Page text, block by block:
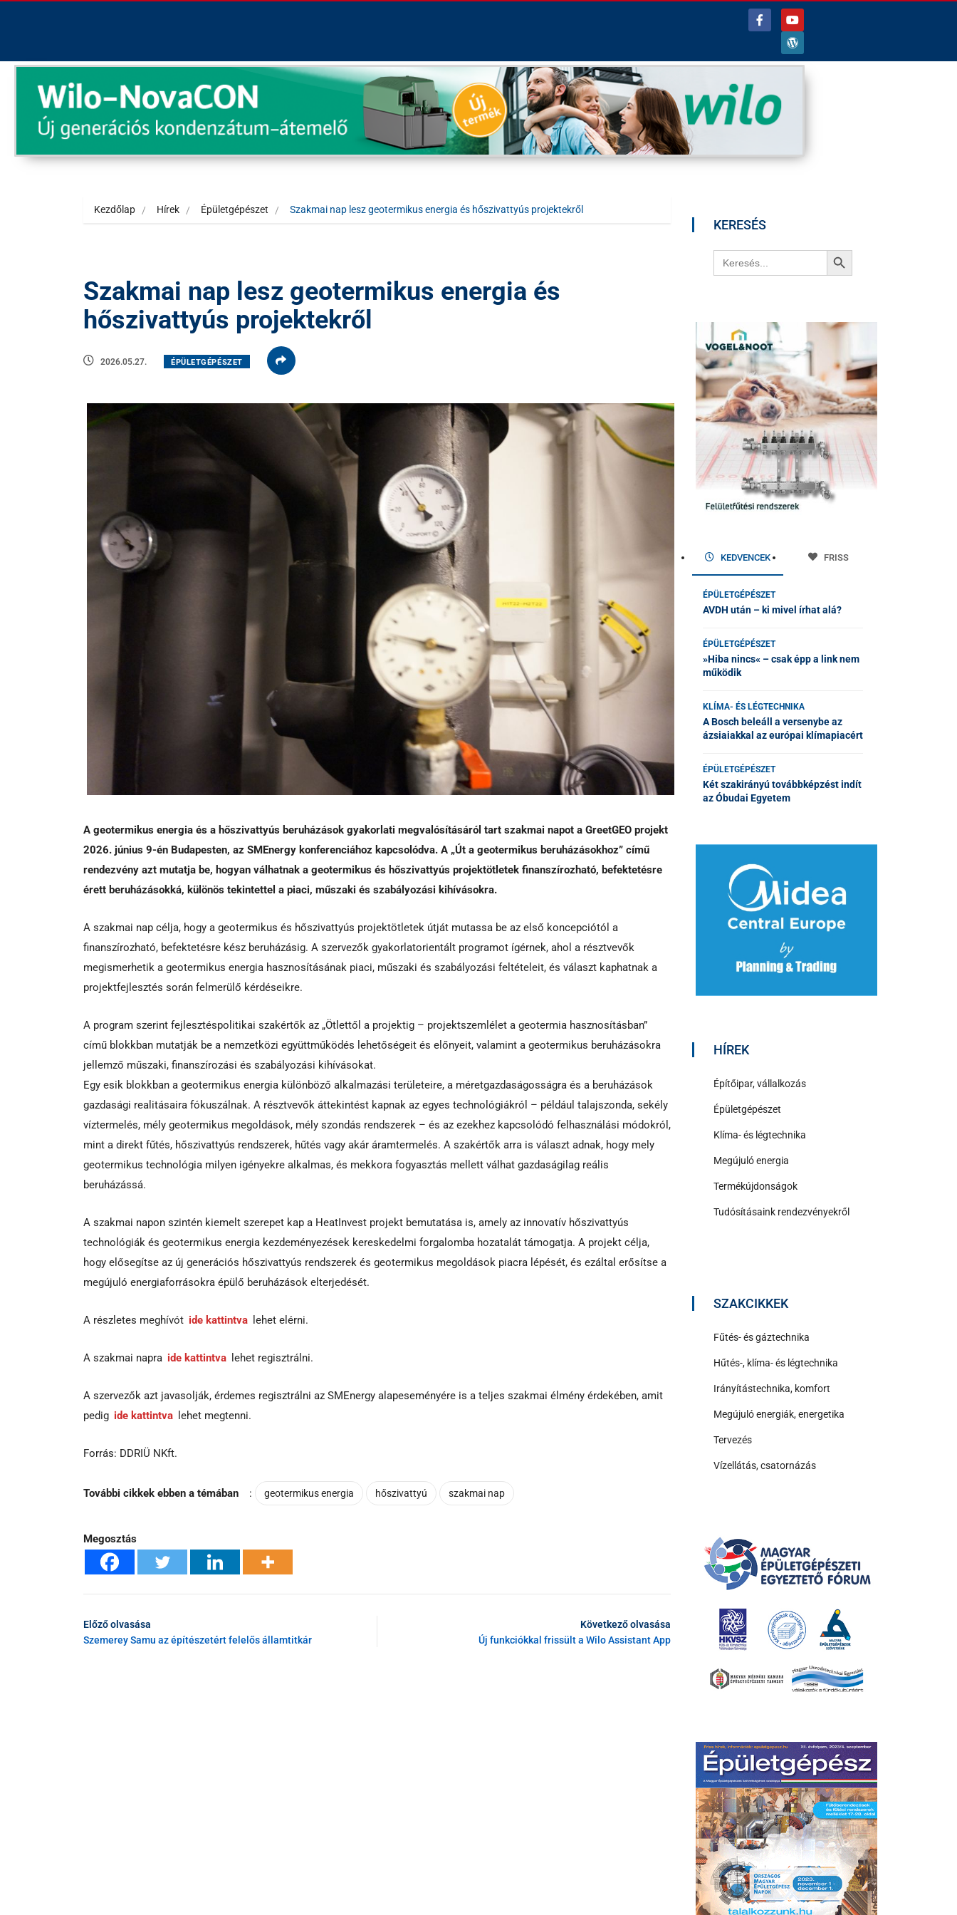
Kezdőlap Hírek Épületgépészet Szakmai nap lesz geotermikus energia és hőszivattyús projektekről
Szakmai nap lesz geotermikus energia és
hőszivattyús projektekről
2026.05.27. ÉPÜLETGÉPÉSZET
A geotermikus energia és a hőszivattyús beruházások gyakorlati megvalósításáról tart szakmai napot a GreetGEO projekt
2026. június 9-én Budapesten, az SMEnergy konferenciához kapcsolódva. A „Út a geotermikus beruházásokhoz” című
rendezvény azt mutatja be, hogyan válhatnak a geotermikus és hőszivattyús projektötletek finanszírozható, befektetésre
érett beruházásokká, különös tekintettel a piaci, műszaki és szabályozási kihívásokra.
A szakmai nap célja, hogy a geotermikus és hőszivattyús projektötletek útját mutassa be az első koncepciótól a
finanszírozható, befektetésre kész beruházásig. A szervezők gyakorlatorientált programot ígérnek, ahol a résztvevők
megismerhetik a geotermikus energia hasznosításának piaci, műszaki és szabályozási feltételeit, és választ kaphatnak a
projektfejlesztés során felmerülő kérdéseikre.
A program szerint fejlesztéspolitikai szakértők az „Ötlettől a projektig – projektszemlélet a geotermia hasznosításban”
című blokkban mutatják be a nemzetközi együttműködés lehetőségeit és előnyeit, valamint a geotermikus beruházásokra
jellemző műszaki, finanszírozási és szabályozási kihívásokat.
Egy esik blokkban a geotermikus energia különböző alkalmazási területeire, a méretgazdaságosságra és a beruházások
gazdasági realitásaira fókuszálnak. A résztvevők áttekintést kapnak az egyes technológiákról – például talajszonda, sekély
víztermelés, mély geotermikus megoldások, mély szondás rendszerek – és az ezekhez kapcsolódó felhasználási módokról,
mint a direkt fűtés, hőszivattyús rendszerek, hűtés vagy akár áramtermelés. A szakértők arra is választ adnak, hogy mely
geotermikus technológia milyen igényekre alkalmas, és mekkora fogyasztás mellett válhat gazdaságilag reális
beruházássá.
A szakmai napon szintén kiemelt szerepet kap a HeatInvest projekt bemutatása is, amely az innovatív hőszivattyús
technológiák és geotermikus energia kezdeményezések kereskedelmi forgalomba hozatalát támogatja. A projekt célja,
hogy elősegítse az új generációs hőszivattyús rendszerek és geotermikus megoldások piacra lépését, és ezáltal erősítse a
megújuló energiaforrásokra épülő beruházások elterjedését.
A részletes meghívót ide kattintva lehet elérni.
A szakmai napra ide kattintva lehet regisztrálni.
A szervezők azt javasolják, érdemes regisztrálni az SMEnergy alapeseményére is a teljes szakmai élmény érdekében, amit
pedig ide kattintva lehet megtenni.
Forrás: DDRIÜ NKft.
További cikkek ebben a témában : geotermikus energia hőszivattyú szakmai nap
Megosztás
Előző olvasása
Szemerey Samu az építészetért felelős államtitkár
Következő olvasása
Új funkciókkal frissült a Wilo Assistant App
KERESÉS
Search
for:
Search Button
KEDVENCEK FRISS
ÉPÜLETGÉPÉSZET
AVDH után – ki mivel írhat alá?
ÉPÜLETGÉPÉSZET
»Hiba nincs« – csak épp a link nem
működik
KLÍMA- ÉS LÉGTECHNIKA
A Bosch beleáll a versenybe az
ázsiaiakkal az európai klímapiacért
ÉPÜLETGÉPÉSZET
Két szakirányú továbbképzést indít
az Óbudai Egyetem
HÍREK
Építőipar, vállalkozás
Épületgépészet
Klíma- és légtechnika
Megújuló energia
Termékújdonságok
Tudósításaink rendezvényekről
SZAKCIKKEK
Fűtés- és gáztechnika
Hűtés-, klíma- és légtechnika
Irányítástechnika, komfort
Megújuló energiák, energetika
Tervezés
Vízellátás, csatornázás